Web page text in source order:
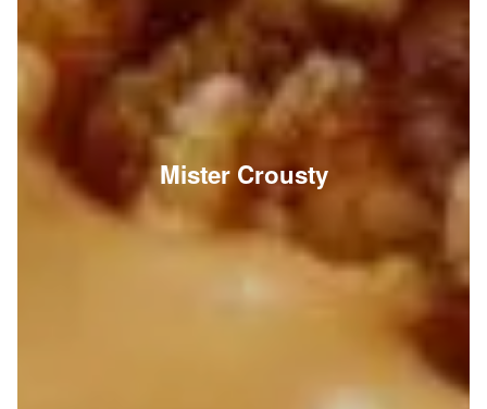
Mister Crousty